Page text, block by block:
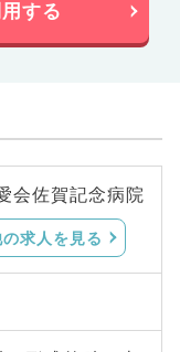
する
会佐賀記念病院
求人を見る